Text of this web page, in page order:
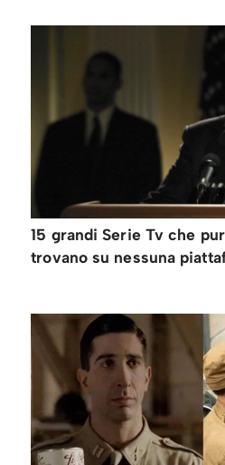
15 grandi Serie Tv che
trovano su nessuna